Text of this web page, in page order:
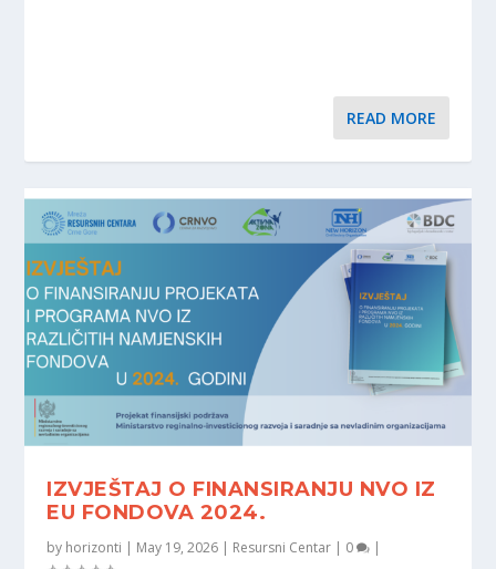
READ MORE
IZVJEŠTAJ O FINANSIRANJU NVO IZ
EU FONDOVA 2024.
by horizonti | May 19, 2026 | Resursni Centar | 0 |